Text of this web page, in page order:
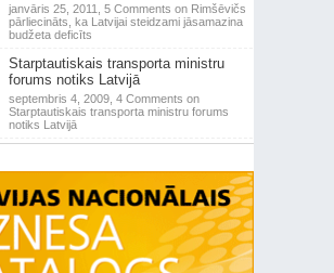
janvāris 25, 2011, 5 Comments on Rimšēvičs
pārliecināts, ka Latvijai steidzami jāsamazina
budžeta deficīts
Starptautiskais transporta ministru
forums notiks Latvijā
septembris 4, 2009, 4 Comments on
Starptautiskais transporta ministru forums
notiks Latvijā